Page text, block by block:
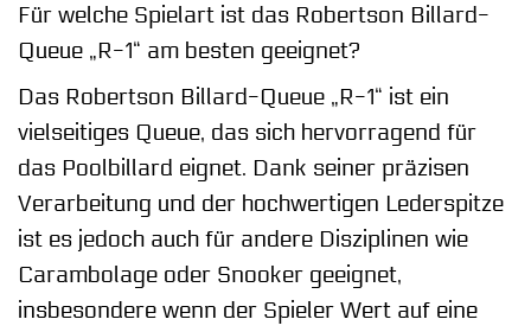
Für welche Spielart ist das Robertson Billard-
Queue „R-1“ am besten geeignet?
Das Robertson Billard-Queue „R-1“ ist ein
vielseitiges Queue, das sich hervorragend für
das Poolbillard eignet. Dank seiner präzisen
Verarbeitung und der hochwertigen Lederspitze
ist es jedoch auch für andere Disziplinen wie
Carambolage oder Snooker geeignet,
insbesondere wenn der Spieler Wert auf eine